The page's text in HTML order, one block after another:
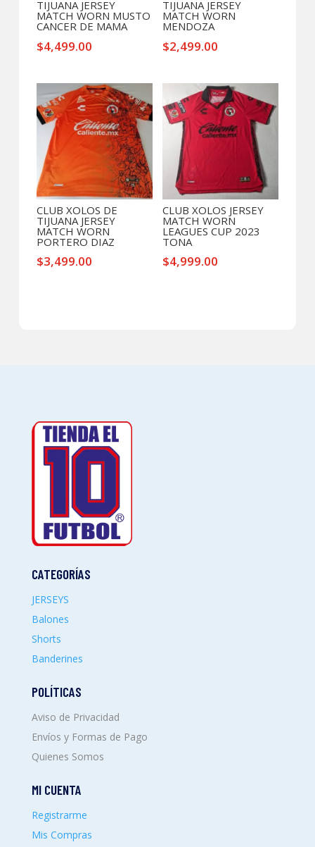
TIJUANA JERSEY
MATCH WORN MUSTO
CANCER DE MAMA
$4,499.00
TIJUANA JERSEY
MATCH WORN
MENDOZA
$2,499.00
CLUB XOLOS DE
TIJUANA JERSEY
MATCH WORN
PORTERO DIAZ
$3,499.00
CLUB XOLOS JERSEY
MATCH WORN
LEAGUES CUP 2023
TONA
$4,999.00
CATEGORÍAS
JERSEYS
Balones
Shorts
Banderines
POLÍTICAS
Aviso de Privacidad
Envíos y Formas de Pago
Quienes Somos
MI CUENTA
Registrarme
Mis Compras